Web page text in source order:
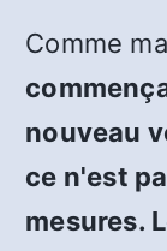
Comme
nouveau
ce n'est
mesures.